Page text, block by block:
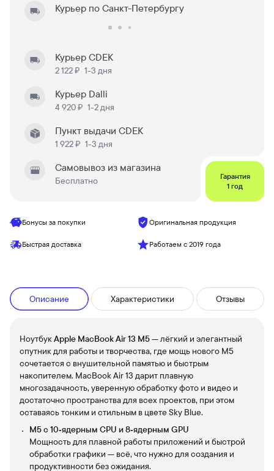
Курьер по Санкт-Петербургу
Курьер CDEK
2 122 ₽ 1-3 дня
Курьер Dalli
4 920 ₽ 1-2 дня
Пункт выдачи CDEK
1 922 ₽ 1-3 дня
Самовывоз из магазина
Бесплатно
Гарантия
1 год
Бонусы за покупки Оригинальная продукция
Быстрая доставка Работаем с 2019 года
Описание Характеристики Отзывы
НоутбукApple MacBook Air 13 M5— лёгкий и элегантный
спутник для работы и творчества, где мощь нового M5
сочетается с внушительной памятью и быстрым
накопителем. MacBook Air 13 дарит плавную
многозадачность, уверенную обработку фото и видео и
достаточно пространства для всех проектов, при этом
оставаясь тонким и стильным в цвете Sky Blue.
M5 с 10‑ядерным CPU и 8‑ядерным GPU
Мощность для плавной работы приложений и быстрой
обработки графики — всё, что нужно для создания и
продуктивности без ожидания.